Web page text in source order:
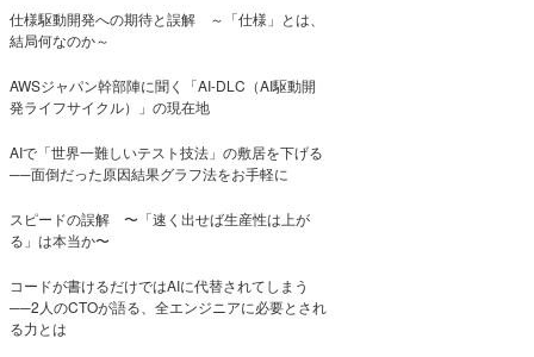
仕様駆動開発への期待と誤解 ～「仕様」とは、
結局何なのか～
AWSジャパン幹部陣に聞く「AI-DLC（AI駆動開
発ライフサイクル）」の現在地
AIで「世界一難しいテスト技法」の敷居を下げる
──面倒だった原因結果グラフ法をお手軽に
スピードの誤解 〜「速く出せば生産性は上が
る」は本当か〜
コードが書けるだけではAIに代替されてしまう
──2人のCTOが語る、全エンジニアに必要とされ
る力とは